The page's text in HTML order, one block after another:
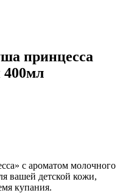
принцесса
с ароматом молочного
вашей детской кожи,
купания.